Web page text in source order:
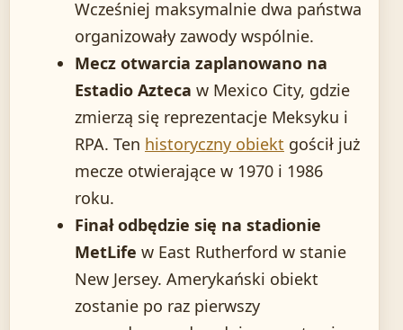
Wcześniej maksymalnie dwa państwa
organizowały zawody wspólnie.
Mecz otwarcia zaplanowano na
Estadio Azteca w Mexico City, gdzie
zmierzą się reprezentacje Meksyku i
RPA. Ten historyczny obiekt gościł już
mecze otwierające w 1970 i 1986
roku.
Finał odbędzie się na stadionie
MetLife w East Rutherford w stanie
New Jersey. Amerykański obiekt
zostanie po raz pierwszy